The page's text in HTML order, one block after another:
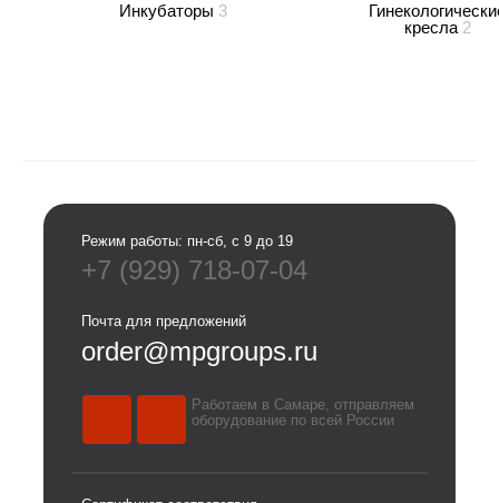
Инкубаторы 3
кресла 2
+7 (929) 718-07-04
Режим работы: пн-сб, с 9 до 19
order@mpgroups.ru
Почта для предложений
Работаем в Самаре, отправляем
оборудование по всей России